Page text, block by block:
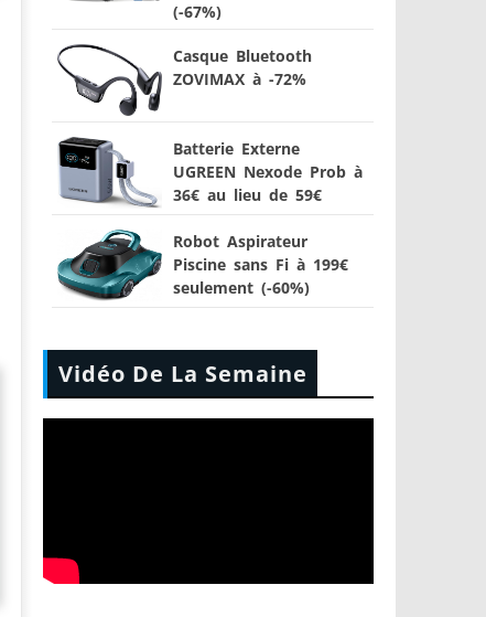
(-67%)
Casque Bluetooth
ZOVIMAX à -72%
Batterie Externe
UGREEN Nexode Prob à
36€ au lieu de 59€
Robot Aspirateur
Piscine sans Fi à 199€
seulement (-60%)
Vidéo De La Semaine